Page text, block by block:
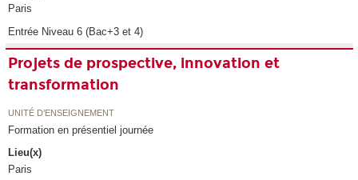
Paris
Entrée Niveau 6 (Bac+3 et 4)
Projets de prospective, innovation et
transformation
UNITÉ D’ENSEIGNEMENT
Formation en présentiel journée
Lieu(x)
Paris